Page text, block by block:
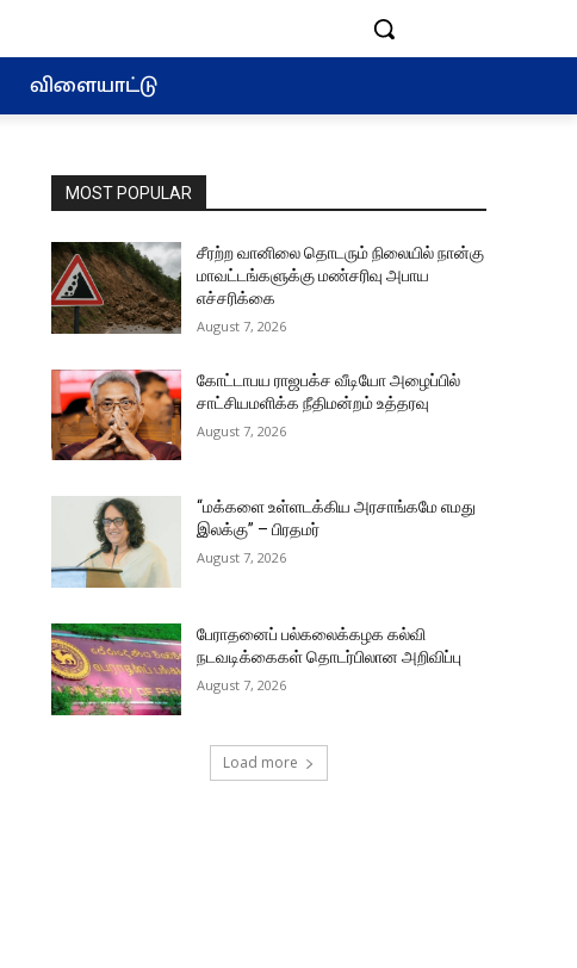
விளையாட்டு
MOST POPULAR
சீரற்ற வானிலை தொடரும் நிலையில் நான்கு
மாவட்டங்களுக்கு மண்சரிவு அபாய
எச்சரிக்கை
August 7, 2026
கோட்டாபய ராஜபக்ச வீடியோ அழைப்பில்
சாட்சியமளிக்க நீதிமன்றம் உத்தரவு
August 7, 2026
“மக்களை உள்ளடக்கிய அரசாங்கமே எமது
இலக்கு” – பிரதமர்
August 7, 2026
பேராதனைப் பல்கலைக்கழக கல்வி
நடவடிக்கைகள் தொடர்பிலான அறிவிப்பு
August 7, 2026
Load more